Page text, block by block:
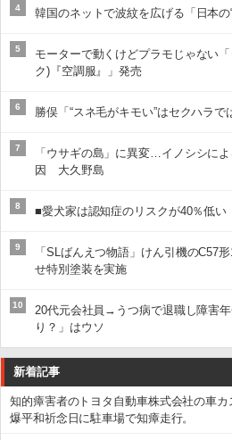
4 韓国のネットで波紋を広げる「日本
5
モーターで動くけどプラモじゃない
ク)『空調服』」発売
6 勝俣「“スネ毛がキモい”はセクハラで
7
「ウサギの島」に異変…イノシシに
因 大久野島
8 ■愛犬家は認知症のリスクが40％低い
9
「SLばんえつ物語」けん引機のC57
せ特別塗装を実施
10
20代元会社員→うつ病で退職し障害
り？」はウソ
新着記事
知的瘴害者のトヨタ自動車株式会社の車
爆平和祈念日に駐車場で知瘴走行。